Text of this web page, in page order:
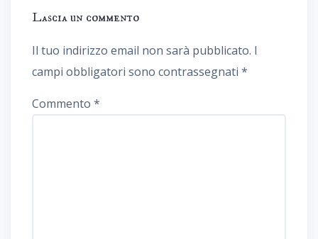
Lascia un commento
Il tuo indirizzo email non sarà pubblicato. I
campi obbligatori sono contrassegnati *
Commento *